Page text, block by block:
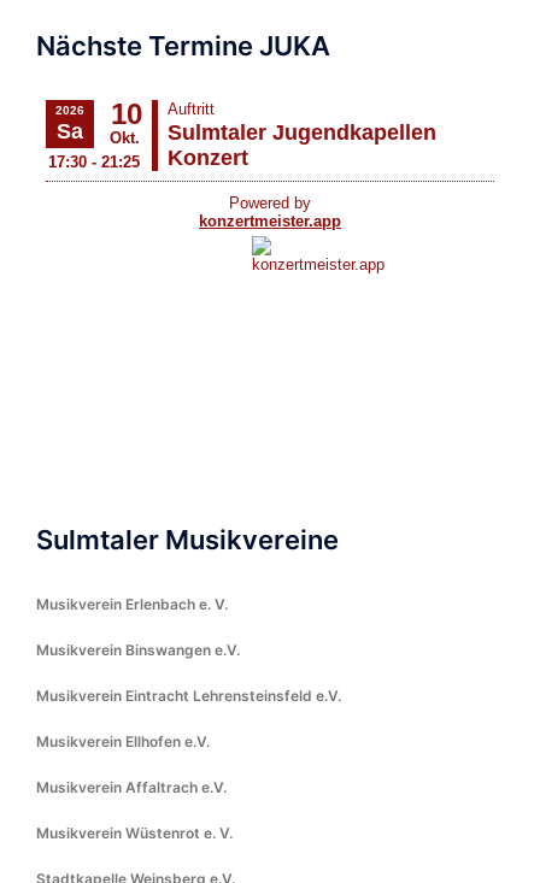
Nächste Termine JUKA
Sulmtaler Musikvereine
Musikverein Erlenbach e. V.
Musikverein Binswangen e.V.
Musikverein Eintracht Lehrensteinsfeld e.V.
Musikverein Ellhofen e.V.
Musikverein Affaltrach e.V.
Musikverein Wüstenrot e. V.
Stadtkapelle Weinsberg e.V.